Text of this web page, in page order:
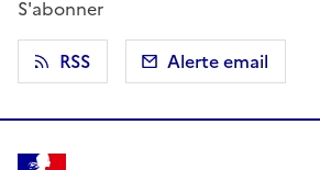
S'abonner
RSS
Alerte email